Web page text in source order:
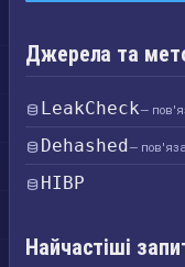
Джерела та
LeakCheck—
Dehashed—
HIBP
Найчастіші